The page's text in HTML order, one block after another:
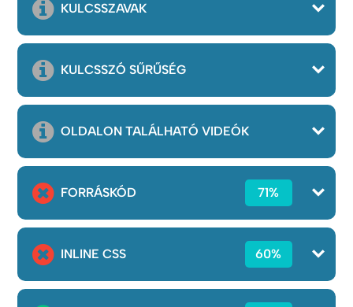
KULCSSZAVAK
KULCSSZÓ SŰRŰSÉG
OLDALON TALÁLHATÓ VIDEÓK
FORRÁSKÓD 71%
INLINE CSS 60%